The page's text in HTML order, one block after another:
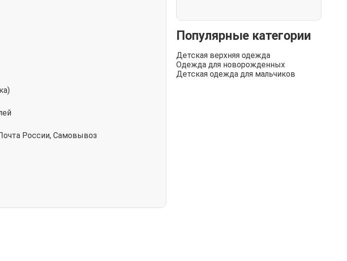
Популярные категории
Детская верхняя одежда
Одежда для новорожденных
Детская одежда для мальчиков
России, Самовывоз